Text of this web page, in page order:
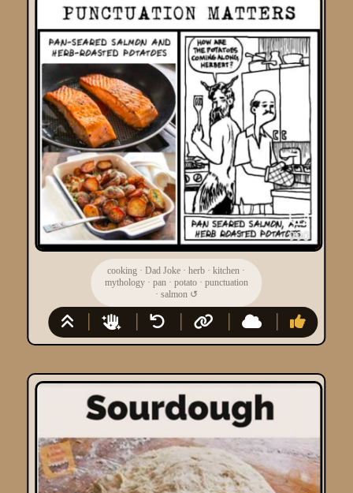
cooking ·Dad Joke ·herb ·kitchen ·
mythology· pan· potato· punctuation
· salmon ↺